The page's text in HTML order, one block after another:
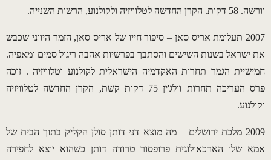
וורשה. 58 דקות. הקרן החדשה לטלוויזיה ולקולנוע, הרשות השנייה.
2007 תעלומת אריס סאן – סיפור חייו של אריס סאן, הזמר היווני שכבש
את ישראל בשנות השישים והסתבך בפרשיות אהבה ריגול סמים ומאפיה.
חמישיית הגמר תחרות האקדמיה הישראלית לקולנוע וטלוויזיה . זוכה
פרס העריכה תחרות וולג'ין 75 דקות קשת, הקרן החדשה לטלוויזיה
וקולנוע.
2009 מלכת ירושלים – מה מוצא דני דותן סולן הקליק בתוך הבית של
אמא שלו הארכאולוגית פרופסור טרודה דותן כשהוא יוצא לחפירה